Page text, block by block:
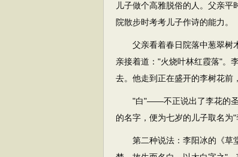
儿子做个高雅脱俗的人。父亲
院散步时考考儿子作诗的能力。
父亲看着春日院落中葱翠树木
亲接着道："火烧叶林红霞落"。
去。他走到正在盛开的李树花前
"白"——不正说出了李花的圣
的名字，便为七岁的儿子取名为"
第二种说法：李阳冰的《草堂